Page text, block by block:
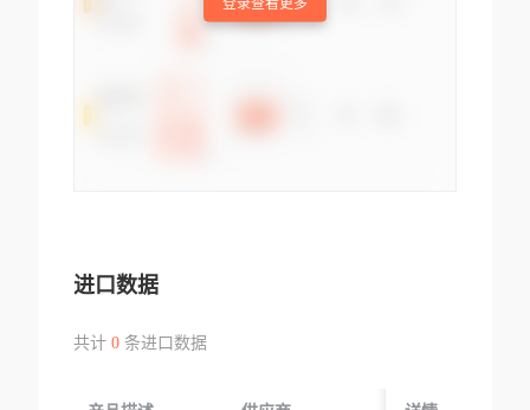
进口数据
共计 0条进口数据